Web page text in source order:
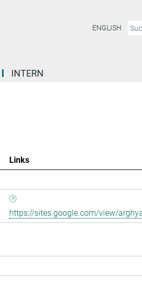
ENGLISH
INTERN
Links
https://sites.google.com/view/